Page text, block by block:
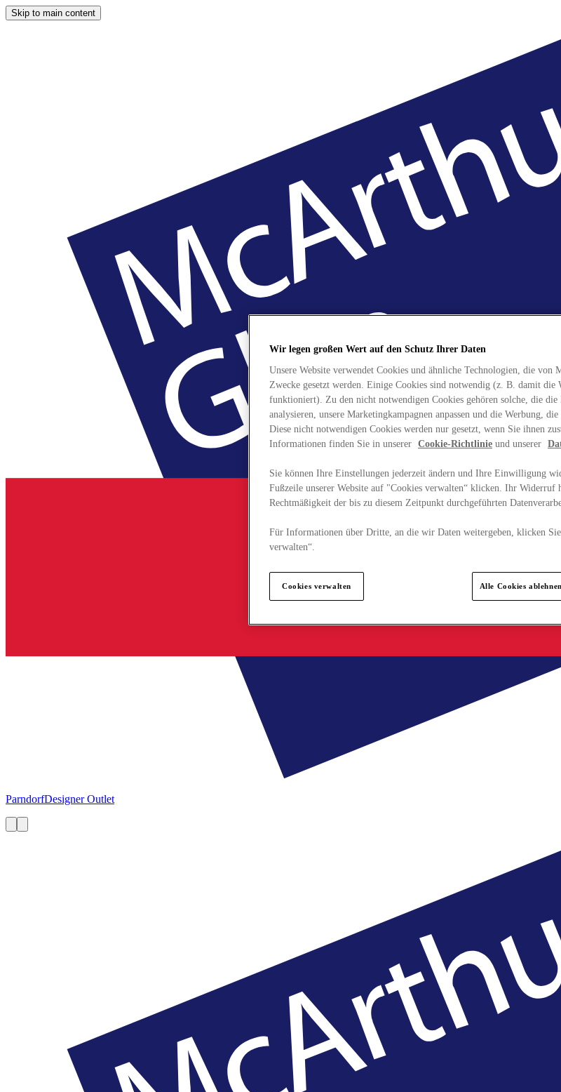
Skip to main content
ParndorfDesigner Outlet
Wir legen großen Wert auf den Schutz Ihrer Daten
Unsere Website verwendet Cookies und ähnliche Technologien, die von
Zwecke gesetzt werden. Einige Cookies sind notwendig (z. B. damit die
funktioniert). Zu den nicht notwendigen Cookies gehören solche, die die
analysieren, unsere Marketingkampagnen anpassen und die Werbung,
Diese nicht notwendigen Cookies werden nur gesetzt, wenn Sie ihnen
Informationen finden Sie in unserer Cookie-Richtlinie und unserer
Sie können Ihre Einstellungen jederzeit ändern und Ihre Einwilligung
Fußzeile unserer Website auf "Cookies verwalten“ klicken. Ihr Widerruf
Rechtmäßigkeit der bis zu diesem Zeitpunkt durchgeführten
Für Informationen über Dritte, an die wir Daten weitergeben, klicken
verwalten“.
Cookies verwalten Alle Cookies ablehnen